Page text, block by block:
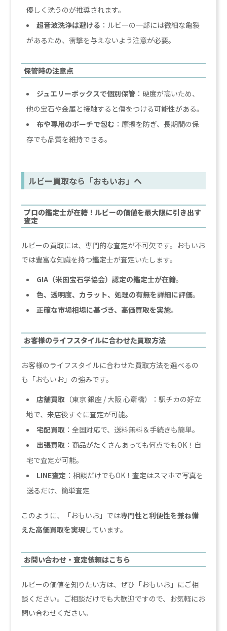
優しく洗うのが推奨されます。
超音波洗浄は避ける ：ルビーの一部には微細な亀裂
があるため、衝撃を与えないよう注意が必要。
保管時の注意点
ジュエリーボックスで個別保管 ：硬度が高いため、
他の宝石や金属と接触すると傷をつける可能性がある。
布や専用のポーチで包む ：摩擦を防ぎ、長期間の保
存でも品質を維持できる。
ルビー買取なら「おもいお」へ
プロの鑑定士が在籍！ルビーの価値を最大限に引き出す
査定
ルビーの買取には、専門的な査定が不可欠です。おもいお
では豊富な知識を持つ鑑定士が査定いたします。
GIA（米国宝石学協会）認定の鑑定士が在籍。
色、透明度、カラット、処理の有無を詳細に評価。
正確な市場相場に基づき、高価買取を実施。
お客様のライフスタイルに合わせた買取方法
お客様のライフスタイルに合わせた買取方法を選べるの
も「おもいお」の強みです。
店舗買取 （東京 銀座 / 大阪 心斎橋）：駅チカの好立
地で、来店後すぐに査定が可能。
宅配買取 ：全国対応で、送料無料＆手続きも簡単。
出張買取 ：商品がたくさんあっても何点でもOK！自
宅で査定が可能。
LINE査定 ：相談だけでもOK！査定はスマホで写真を
送るだけ、簡単査定
このように、「おもいお」では専門性と利便性を兼ね備
えた高価買取を実現しています。
お問い合わせ・査定依頼はこちら
ルビーの価値を知りたい方は、ぜひ「おもいお」にご相
談ください。ご相談だけでも大歓迎ですので、お気軽にお
問い合わせください。